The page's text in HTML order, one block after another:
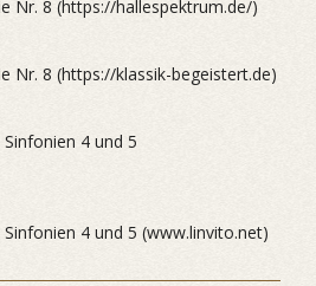
Nr. 8 (https://hallespektrum.de/)
Nr. 8 (https://klassik-begeistert.de)
4 und 5
4 und 5 (www.linvito.net)